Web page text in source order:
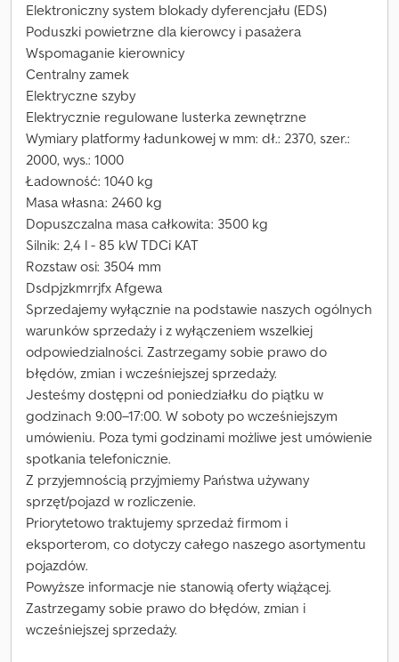
Elektroniczny system blokady dyferencjału (EDS)
Poduszki powietrzne dla kierowcy i pasażera
Wspomaganie kierownicy
Centralny zamek
Elektryczne szyby
Elektrycznie regulowane lusterka zewnętrzne
Wymiary platformy ładunkowej w mm: dł.: 2370, szer.:
2000, wys.: 1000
Ładowność: 1040 kg
Masa własna: 2460 kg
Dopuszczalna masa całkowita: 3500 kg
Silnik: 2,4 l - 85 kW TDCi KAT
Rozstaw osi: 3504 mm
Dsdpjzkmrrjfx Afgewa
Sprzedajemy wyłącznie na podstawie naszych ogólnych
warunków sprzedaży i z wyłączeniem wszelkiej
odpowiedzialności. Zastrzegamy sobie prawo do
błędów, zmian i wcześniejszej sprzedaży.
Jesteśmy dostępni od poniedziałku do piątku w
godzinach 9:00–17:00. W soboty po wcześniejszym
umówieniu. Poza tymi godzinami możliwe jest umówienie
spotkania telefonicznie.
Z przyjemnością przyjmiemy Państwa używany
sprzęt/pojazd w rozliczenie.
Priorytetowo traktujemy sprzedaż firmom i
eksporterom, co dotyczy całego naszego asortymentu
pojazdów.
Powyższe informacje nie stanowią oferty wiążącej.
Zastrzegamy sobie prawo do błędów, zmian i
wcześniejszej sprzedaży.